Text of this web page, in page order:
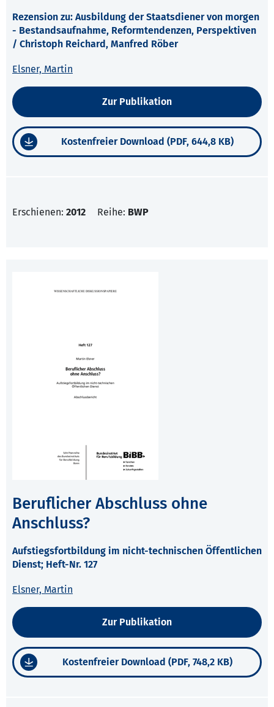
Rezension zu: Ausbildung der Staatsdiener von morgen
- Bestandsaufnahme, Reformtendenzen, Perspektiven
/ Christoph Reichard, Manfred Röber
Elsner, Martin
Zur Publikation
Kostenfreier Download (PDF, 644,8 KB)
Erschienen: 2012 Reihe: BWP
Beruflicher Abschluss ohne
Anschluss?
Aufstiegsfortbildung im nicht-technischen Öffentlichen
Dienst; Heft-Nr. 127
Elsner, Martin
Zur Publikation
Kostenfreier Download (PDF, 748,2 KB)